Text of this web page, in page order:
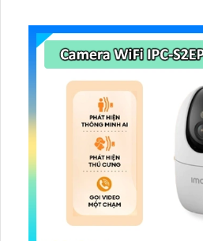
thẻ microSD lên đến 512GB